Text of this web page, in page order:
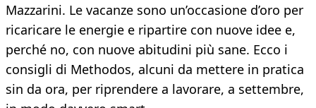
Mazzarini. Le vacanze sono un’occasione d’oro per
ricaricare le energie e ripartire con nuove idee e,
perché no, con nuove abitudini più sane. Ecco i
consigli di Methodos, alcuni da mettere in pratica
sin da ora, per riprendere a lavorare, a settembre,